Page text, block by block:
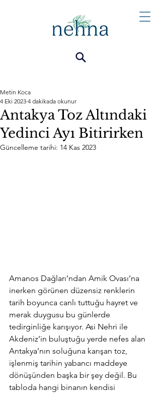
Antakya Toz Altındaki
Yedinci Ayı Bitirirken
Metin Koca
4 Eki 2023 4 dakikada okunur
Güncelleme tarihi: 14 Kas 2023
Amanos Dağları’ndan Amik Ovası’na
inerken görünen düzensiz renklerin
tarih boyunca canlı tuttuğu hayret ve
merak duygusu bu günlerde
tedirginliğe karışıyor. Asi Nehri ile
Akdeniz’in buluştuğu yerde nefes alan
Antakya’nın soluğuna karışan toz,
işlenmiş tarihin yabancı maddeye
dönüşünden başka bir şey değil. Bu
tabloda hangi binanın kendisi